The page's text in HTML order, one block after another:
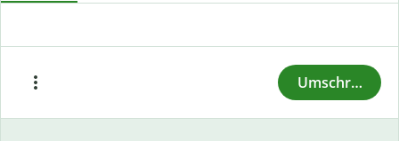
Beispieltext einfügen
Umschreiben